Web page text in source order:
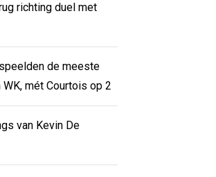
richting duel met
de meeste
mét Courtois op 2
van Kevin De